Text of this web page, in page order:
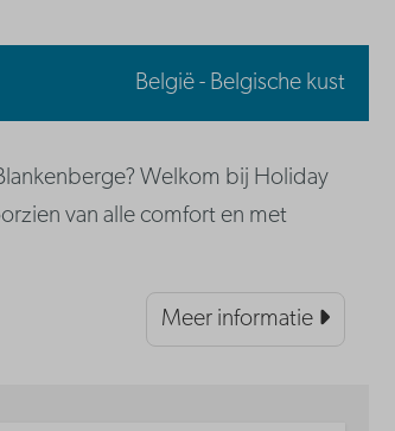
België - Belgische kust
Welkom bij Holiday
van alle comfort en met
Meer informatie